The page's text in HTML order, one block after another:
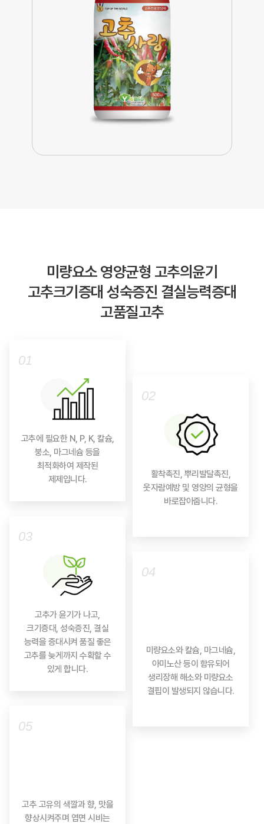
01
고추에 필요한 N, P, K, 칼슘,
붕소, 마그네슘 등을
최적화하여 제작된
제제입니다.
02
활착촉진, 뿌리발달촉진,
웃자람예방 및 영양의 균형을
바로잡아줍니다.
03
고추가 윤기가 나고,
크기증대, 성숙증진, 결실
능력을 증대시켜 품질 좋은
고추를 늦게까지 수확할 수
있게 합니다.
04
미량요소와 칼슘, 마그네슘,
아미노산 등이 함유되어
생리장해 해소와 미량요소
결핍이 발생되지 않습니다.
05
고추 고유의 색깔과 향, 맛을
향상시켜주며 엽면 시비는
미량요소 영양균형 고추의윤기
고추크기증대 성숙증진 결실능력증대
고품질고추